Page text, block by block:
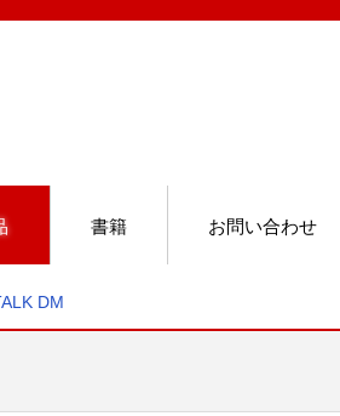
書籍 お問い合わせ
DM